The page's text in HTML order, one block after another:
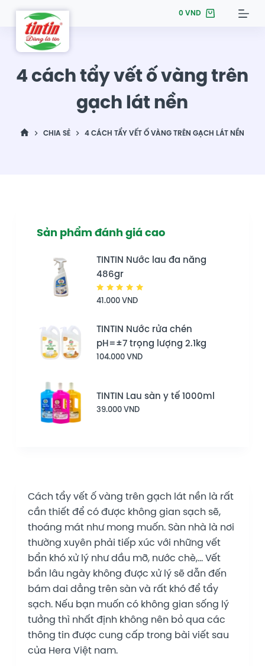
S
0VND
4 cách tẩy vết ố vàng trên
gạch lát nền
CHIA SẺ 4 CÁCH TẨY VẾT Ố VÀNG TRÊN GẠCH LÁT NỀN
Cách tẩy vết ố vàng trên gạch lát nền là rất
cần thiết để có được không gian sạch sẽ,
thoáng mát như mong muốn. Sàn nhà là nơi
thường xuyên phải tiếp xúc với những vết
bẩn khó xử lý như dầu mỡ, nước chè,… Vết
bẩn lâu ngày không được xử lý sẽ dẫn đến
bám dai dẳng trên sàn và rất khó để tẩy
sạch. Nếu bạn muốn có không gian sống lý
tưởng thì nhất định không nên bỏ qua các
thông tin được cung cấp trong bài viết sau
của Hera Việt nam.
Sản phẩm đánh giá cao
TINTIN Nước lau đa năng
486gr
xếp hạng
41.000VND
TINTIN Nước rửa chén
pH=±7 trọng lượng 2.1kg
104.000VND
TINTIN Lau sàn y tế 1000ml
39.000VND